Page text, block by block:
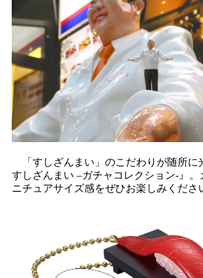
「すしざんまい」のこだわりが随所に
すしざんまい –ガチャコレクション-』。
ニチュアサイズ感をぜひお楽しみくださ